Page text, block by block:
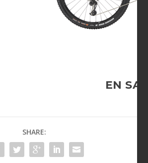
EN
SHARE: